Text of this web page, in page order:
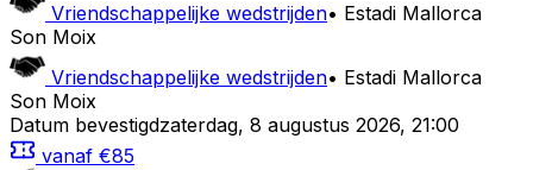
Vriendschappelijke wedstrijden• Estadi Mallorca
Son Moix
Vriendschappelijke wedstrijden• Estadi Mallorca
Son Moix
Datum bevestigdzaterdag, 8 augustus 2026, 21:00
vanaf €85